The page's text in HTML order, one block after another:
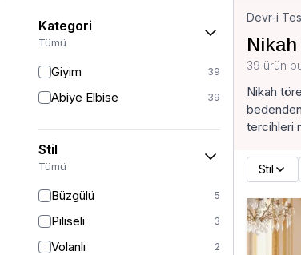
Kategori
Tümü
Giyim 39
Abiye Elbise 39
Stil
Tümü
Büzgülü 5
Piliseli 3
Volanlı 2
Devr-i
39 ürün
Nikah
tercihleri
Stil